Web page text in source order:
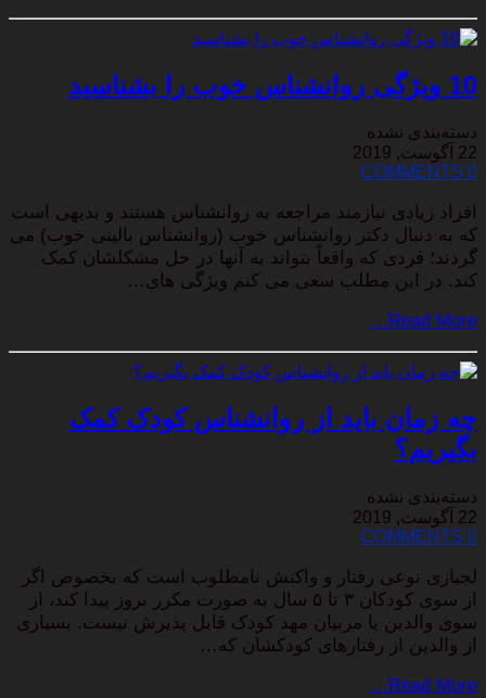
10 ویژگی روانشناس خوب را بشناسید
دسته‌بندی نشده
22 آگوست, 2019
0 COMMENTS
افراد زیادی نیازمند مراجعه به روانشناس هستند و بدیهی است
که به دنبال دکتر روانشناس خوب (روانشناس بالینی خوب) می
گردند؛ فردی که واقعاً بتواند به آنها در حل مشکلشان کمک
کند. در این مطلب سعی می کنم ویژگی های…
Read More…
چه زمان باید از روانشناس کودک کمک
بگیریم؟
دسته‌بندی نشده
22 آگوست, 2019
0 COMMENTS
لجبازی نوعی رفتار و واکنش نامطلوب است که بخصوص اگر
از سوی کودکان ۳ تا ۵ سال به صورت مکرر بروز پیدا کند، از
سوی والدین یا مربیان مهد کودک قابل پذیرش نیست. بسیاری
از والدین از رفتارهای کودکشان که…
Read More…